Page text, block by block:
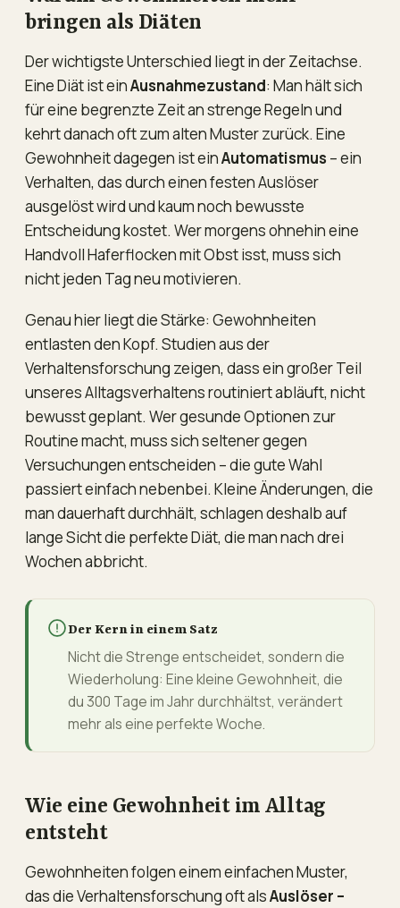
bringen als Diäten
Der wichtigste Unterschied liegt in der Zeitachse.
Eine Diät ist einAusnahmezustand: Man hält sich
für eine begrenzte Zeit an strenge Regeln und
kehrt danach oft zum alten Muster zurück. Eine
Gewohnheit dagegen ist einAutomatismus – ein
Verhalten, das durch einen festen Auslöser
ausgelöst wird und kaum noch bewusste
Entscheidung kostet. Wer morgens ohnehin eine
Handvoll Haferflocken mit Obst isst, muss sich
nicht jeden Tag neu motivieren.
Genau hier liegt die Stärke: Gewohnheiten
entlasten den Kopf. Studien aus der
Verhaltensforschung zeigen, dass ein großer Teil
unseres Alltagsverhaltens routiniert abläuft, nicht
bewusst geplant. Wer gesunde Optionen zur
Routine macht, muss sich seltener gegen
Versuchungen entscheiden – die gute Wahl
passiert einfach nebenbei. Kleine Änderungen, die
man dauerhaft durchhält, schlagen deshalb auf
lange Sicht die perfekte Diät, die man nach drei
Wochen abbricht.
Der Kern in einem Satz
Nicht die Strenge entscheidet, sondern die
Wiederholung: Eine kleine Gewohnheit, die
du 300 Tage im Jahr durchhältst, verändert
mehr als eine perfekte Woche.
Wie eine Gewohnheit im Alltag
entsteht
Gewohnheiten folgen einem einfachen Muster,
das die Verhaltensforschung oft alsAuslöser –